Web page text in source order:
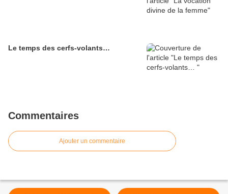
Le temps des cerfs-volants…
Commentaires
Ajouter un commentaire